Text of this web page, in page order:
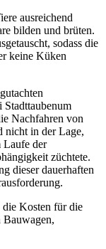
ausreichend
bilden und brüten.
sodass die
keine Küken
Stadttaubenum
Nachfahren von
nicht in der Lage,
Laufe der
züchtete.
dieser dauerhaften
die Kosten für die
Bauwagen,